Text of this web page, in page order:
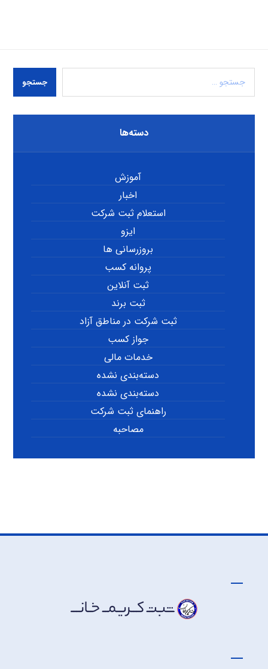
جستجو
دسته‌ها
آموزش
اخبار
استعلام ثبت شرکت
ایزو
بروزرسانی ها
پروانه کسب
ثبت آنلاین
ثبت برند
ثبت شرکت در مناطق آزاد
جواز کسب
خدمات مالی
دسته‌بندی نشده
دسته‌بندی نشده
راهنمای ثبت شرکت
مصاحبه